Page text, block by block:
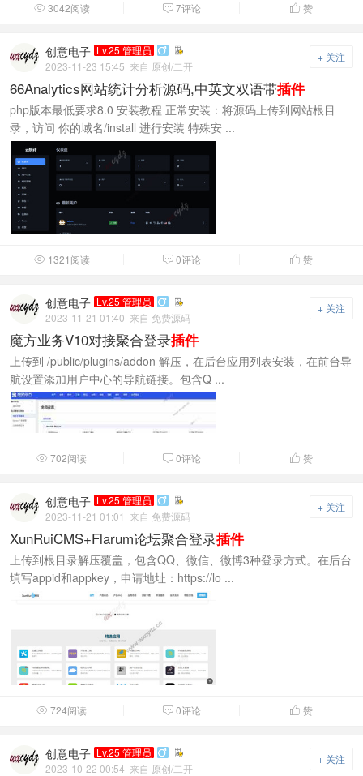
 3042阅读  7评论  赞
+ 关注
创意电子 Lv.25 管理员 
2023-11-23 15:45 来自 原创/二开
66Analytics网站统计分析源码,中英文双语带插件
php版本最低要求8.0 安装教程 正常安装：将源码上传到网站根目
录，访问 你的域名/install 进行安装 特殊安 ...
 1321阅读  0评论  赞
+ 关注
创意电子 Lv.25 管理员 
2023-11-21 01:40 来自 免费源码
魔方业务V10对接聚合登录插件
上传到 /public/plugins/addon 解压，在后台应用列表安装，在前台导
航设置添加用户中心的导航链接。包含Q ...
 702阅读  0评论  赞
+ 关注
创意电子 Lv.25 管理员 
2023-11-21 01:01 来自 免费源码
XunRuiCMS+Flarum论坛聚合登录插件
上传到根目录解压覆盖，包含QQ、微信、微博3种登录方式。在后台
填写appid和appkey，申请地址：https://lo ...
 724阅读  0评论  赞
+ 关注
创意电子 Lv.25 管理员 
2023-10-22 00:54 来自 原创/二开